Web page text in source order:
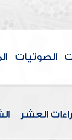
الصوتيات
العشر